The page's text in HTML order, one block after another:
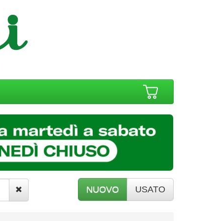
NUOVO USATO